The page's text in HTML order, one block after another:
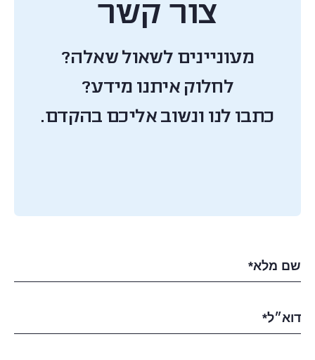
צור קשר
מעוניינים לשאול שאלה?
לחלוק איתנו מידע?
כתבו לנו ונשוב אליכם בהקדם.